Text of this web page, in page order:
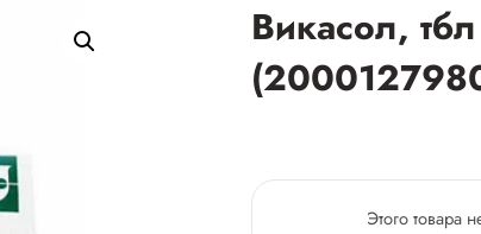
Викасол,
Этого товара